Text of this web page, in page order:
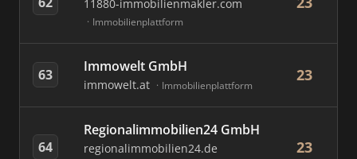
11880-immobilienmakler.com
Immobilienplattform
63 Immowelt GmbH
immowelt.at Immobilienplattform
23
64
Regionalimmobilien24 GmbH
regionalimmobilien24.de 23